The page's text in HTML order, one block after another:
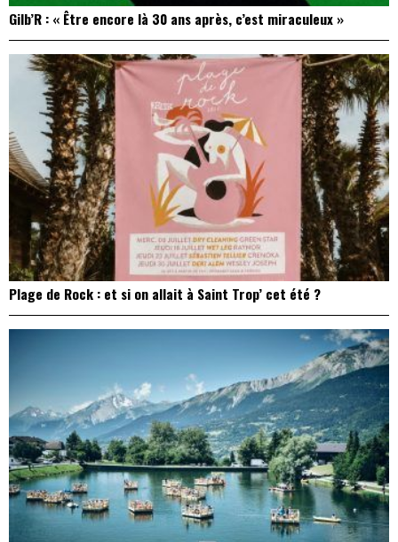
Gilb’R : « Être encore là 30 ans après, c’est miraculeux »
Plage de Rock : et si on allait à Saint Trop’ cet été ?